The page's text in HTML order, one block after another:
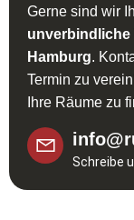
Gerne sind wir
unverbindliche
Hamburg.
Termin zu
Ihre Räume zu
Schreibe